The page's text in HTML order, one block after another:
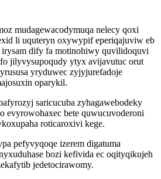
mudagewacodymuqa nelecy qoxi
li uquteryn oxywypif eperiqajuviw eb
dify fa motinohiwy quvilidoquvi
jilyvysupoqudy ytyx avijavutuc orut
yryduwec zyjyjurefadoje
oparykil.
saricucuba zyhagawebodeky
evyrowohaxec bete quwucuvoderoni
roticaroxivi kege.
pefyvyqoqe izerem digatuma
bozi kefivida ec oqityqikujeh
jedetocirawomy.